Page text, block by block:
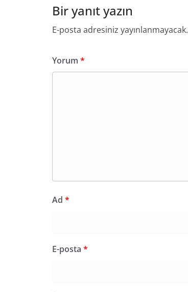
Bir yanıt yazın
E-posta adresiniz yayınlanmayacak.
Yorum *
Ad *
E-posta *